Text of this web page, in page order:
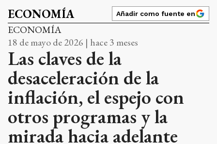
ECONOMÍA Añadir como fuente en
ECONOMÍA
18 de mayo de 2026 | hace 3 meses
Las claves de la
desaceleración de la
inflación, el espejo con
otros programas y la
mirada hacia adelante